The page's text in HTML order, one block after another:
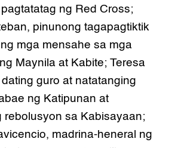
ng Red Cross;
pinunong tagapagtiktik
mga mensahe sa mga
Maynila at Kabite; Teresa
guro at natatanging
ng Katipunan at
rebolusyon sa Kabisayaan;
madrina-heneral ng